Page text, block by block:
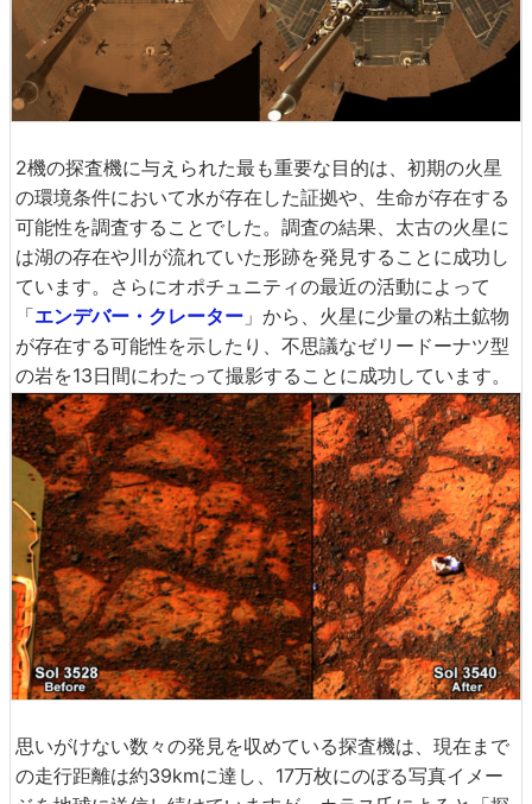
2機の探査機に与えられた最も重要な目的は、初期の火星
の環境条件において水が存在した証拠や、生命が存在する
可能性を調査することでした。調査の結果、太古の火星に
は湖の存在や川が流れていた形跡を発見することに成功し
ています。さらにオポチュニティの最近の活動によって
「エンデバー・クレーター 」から、火星に少量の粘土鉱物
が存在する可能性を示したり、不思議なゼリードーナツ型
の岩を13日間にわたって撮影することに成功しています。
思いがけない数々の発見を収めている探査機は、現在まで
の走行距離は約39kmに達し、17万枚にのぼる写真イメー